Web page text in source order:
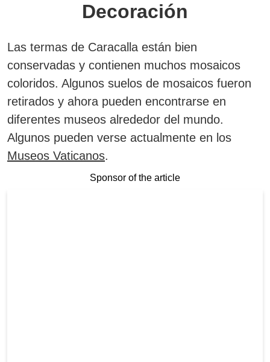
Decoración
Las termas de Caracalla están bien
conservadas y contienen muchos mosaicos
coloridos. Algunos suelos de mosaicos fueron
retirados y ahora pueden encontrarse en
diferentes museos alrededor del mundo.
Algunos pueden verse actualmente en los
Museos Vaticanos.
Sponsor of the article